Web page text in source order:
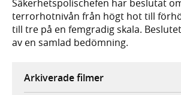
Säkerhetspolischefen har beslutat
terrorhotnivån från högt hot till
till tre på en femgradig skala.
av en samlad bedömning.
Arkiverade filmer